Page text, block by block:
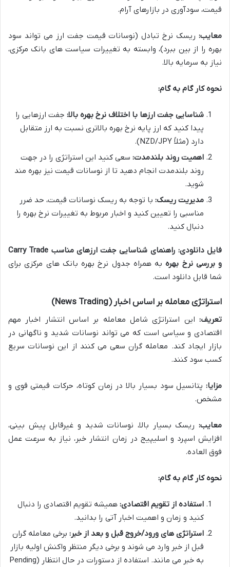
قیمت، سودآوری در بازارهای آرام.
معایب: ریسک نرخ تبادل (نوسانات قیمت جفت ارز می تواند سود
بهره را از بین ببرد)، وابسته به تغییرات سیاست های بانک مرکزی،
نیاز به سرمایه بالا.
نحوه کار گام به گام:
شناسایی جفت ارزها با اختلاف نرخ بهره بالا: جفت ارزهایی را
پیدا کنید که ارز پایه نرخ بهره بالاتری نسبت به ارز متقابل
دارد (مثلاً NZD/JPY).
اهمیت روند بلندمدت: سعی کنید این استراتژی را در جهت
روند بلندمدت انجام دهید تا از نوسانات قیمت نیز بهره مند
شوید.
مدیریت ریسک: با توجه به ریسک نوسانات قیمت، حد ضرر
مناسبی را تعیین کنید و اخبار مربوط به تغییرات نرخ بهره را
دنبال کنید.
فایل دانلودی:
راهنمای شناسایی جفت ارزهای مناسب Carry Trade
و بررسی نرخ بهرهبه همراه جدول نرخ بهره بانک های مرکزی برای
شما قابل دانلود است.
استراتژی معامله بر اساس اخبار (News Trading)
تعریف: این استراتژی شامل معامله بر اساس انتشار اخبار مهم
اقتصادی و سیاسی است که می تواند نوسانات شدید و ناگهانی در
بازار ایجاد کند. معامله گران سعی می کنند از این نوسانات سریع
کسب سود کنند.
مزایا: پتانسیل سود بسیار بالا در زمان کوتاه، حرکات قیمتی قوی و
مشخص.
معایب: ریسک بسیار بالا، نوسانات شدید و غیرقابل پیش بینی،
افزایش اسپرد و اسلیپیج در زمان انتشار خبر، نیاز به سرعت عمل
فوق العاده.
نحوه کار گام به گام:
استفاده از تقویم اقتصادی: همیشه تقویم اقتصادی را دنبال
کنید و زمان و اهمیت اخبار آتی را بدانید.
استراتژی های ورود/خروج قبل و بعد از خبر: برخی معامله گران
قبل از خبر وارد می شوند و برخی دیگر منتظر واکنش اولیه بازار
به خبر می مانند. استفاده از دستورات در حال انتظار (Pending